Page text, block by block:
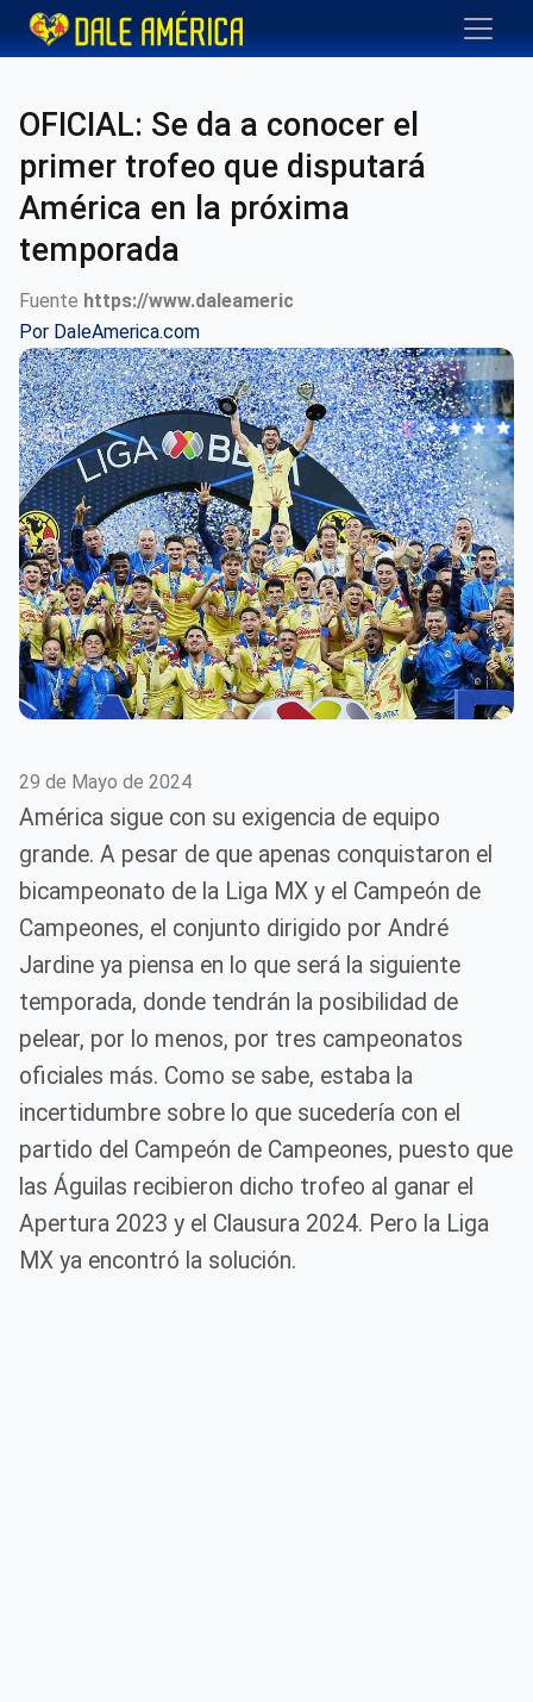
OFICIAL: Se da a conocer el
primer trofeo que disputará
América en la próxima
temporada
Fuente https://www.daleameric
Por DaleAmerica.com
29 de Mayo de 2024
América sigue con su exigencia de equipo
grande. A pesar de que apenas conquistaron el
bicampeonato de la Liga MX y el Campeón de
Campeones, el conjunto dirigido por André
Jardine ya piensa en lo que será la siguiente
temporada, donde tendrán la posibilidad de
pelear, por lo menos, por tres campeonatos
oficiales más. Como se sabe, estaba la
incertidumbre sobre lo que sucedería con el
partido del Campeón de Campeones, puesto que
las Águilas recibieron dicho trofeo al ganar el
Apertura 2023 y el Clausura 2024. Pero la Liga
MX ya encontró la solución.